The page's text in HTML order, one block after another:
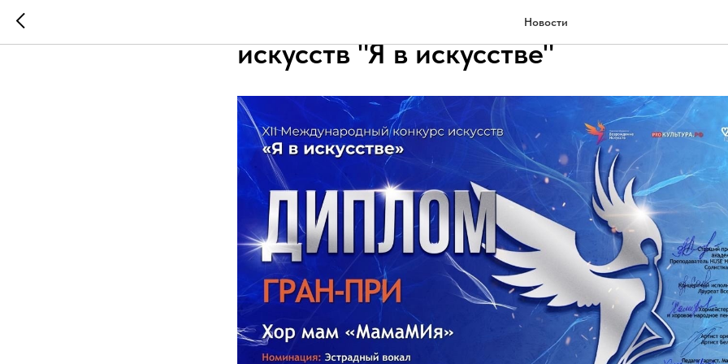
Новости
Гран При XII Международного
искусств "Я в искусстве"